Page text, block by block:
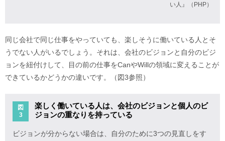
い人』（PHP）
同じ会社で同じ仕事をやっていても、楽しそうに働いている人とそ
うでない人がいるでしょう。それは、会社のビジョンと自分のビジ
ョンを紐付けして、目の前の仕事をCanやWillの領域に変えることが
できているかどうかの違いです。（図3参照）
図
3
楽しく働いている人は、会社のビジョンと個人のビ
ジョンの重なりを持っている
ビジョンが分からない場合は、自分のために3つの見直しをす